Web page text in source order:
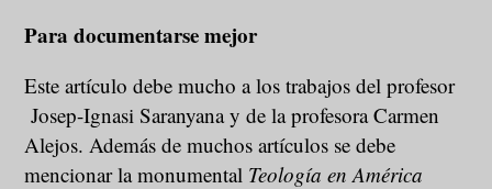
Para documentarse mejor
Este artículo debe mucho a los trabajos del profesor
Josep-Ignasi Saranyana y de la profesora Carmen
Alejos. Además de muchos artículos se debe
mencionar la monumental Teología en América